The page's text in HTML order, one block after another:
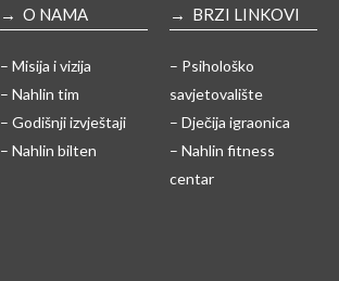
→ O NAMA
– Misija i vizija
– Nahlin tim
– Godišnji izvještaji
– Nahlin bilten
→ BRZI LINKOVI
– Psihološko
savjetovalište
– Dječija igraonica
– Nahlin fitness
centar